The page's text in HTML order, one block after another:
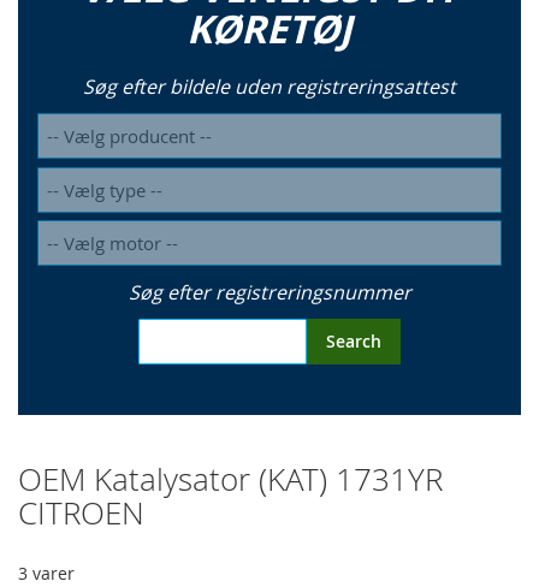
KØRETØJ
Søg efter bildele uden registreringsattest
Søg efter registreringsnummer
Search
OEM Katalysator (KAT) 1731YR
CITROEN
3 varer